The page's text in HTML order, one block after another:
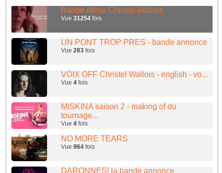
Bande démo Christel Wallois
Vue31254 fois
UN PONT TROP PRES - bande annonce
Vue283 fois
VOIX OFF Christel Wallois - english - vo...
Vue4 fois
MISKINA saison 2 - making of du
tournage...
Vue4 fois
NO MORE TEARS
Vue964 fois
DARONNES! la bande annonce